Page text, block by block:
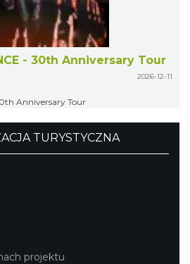
- 30th Anniversary Tour
2026-12-11
Anniversary Tour
TURYSTYCZNA
projektu